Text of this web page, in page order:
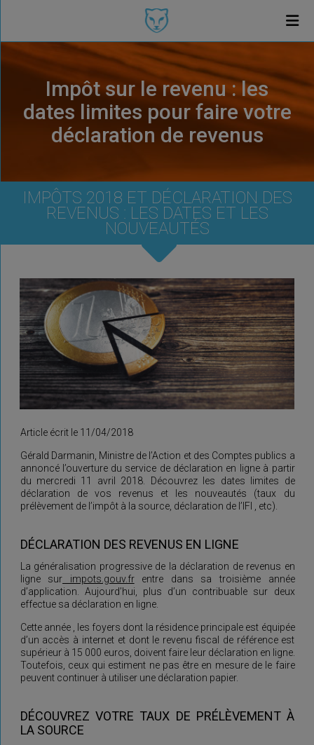
Impôt sur le revenu : les
dates limites pour faire votre
déclaration de revenus
IMPÔTS 2018 ET DÉCLARATION DES
REVENUS : LES DATES ET LES
NOUVEAUTÉS
Article écrit le 11/04/2018
Gérald Darmanin, Ministre de l’Action et des Comptes publics a
annoncé l’ouverture du service de déclaration en ligne à partir
du mercredi 11 avril 2018. Découvrez les dates limites de
déclaration de vos revenus et les nouveautés (taux du
prélèvement de l’impôt à la source, déclaration de l’IFI , etc).
DÉCLARATION DES REVENUS EN LIGNE
La généralisation progressive de la déclaration de revenus en
ligne sur impots.gouv.frentre dans sa troisième année
d’application. Aujourd’hui, plus d’un contribuable sur deux
effectue sa déclaration en ligne.
Cette année , les foyers dont la résidence principale est équipée
d’un accès à internet et dont le revenu fiscal de référence est
supérieur à 15 000 euros, doivent faire leur déclaration en ligne.
Toutefois, ceux qui estiment ne pas être en mesure de le faire
peuvent continuer à utiliser une déclaration papier.
DÉCOUVREZ VOTRE TAUX DE PRÉLÈVEMENT À
LA SOURCE